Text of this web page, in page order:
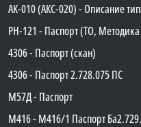
АК-010 (АКС-020) - Описание
PH-121 - Паспорт (ТО,
4306 - Паспорт (скан)
4306 - Паспорт 2.728.075 ПС
М57Д - Паспорт
М416 - М416/1 Паспорт